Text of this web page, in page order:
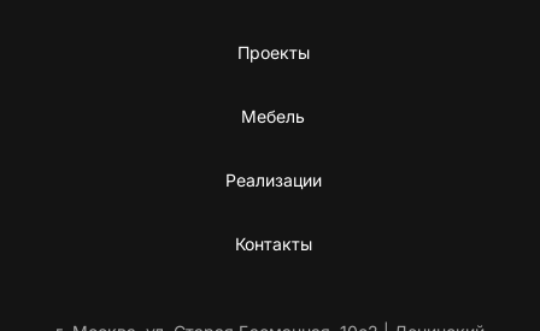
Проекты
Мебель
Реализации
Контакты